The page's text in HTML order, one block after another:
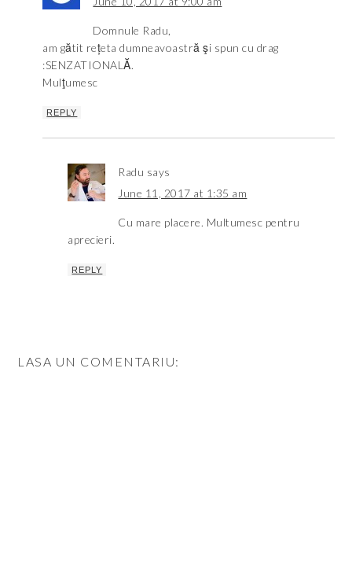
Domnule Radu,
am gătit rețeta dumneavoastră şi spun cu drag
:SENZATIONALĂ.
Mulţumesc
REPLY
Radu says
June 11, 2017 at 1:35 am
Cu mare placere. Multumesc pentru
aprecieri.
REPLY
LASA UN COMENTARIU: